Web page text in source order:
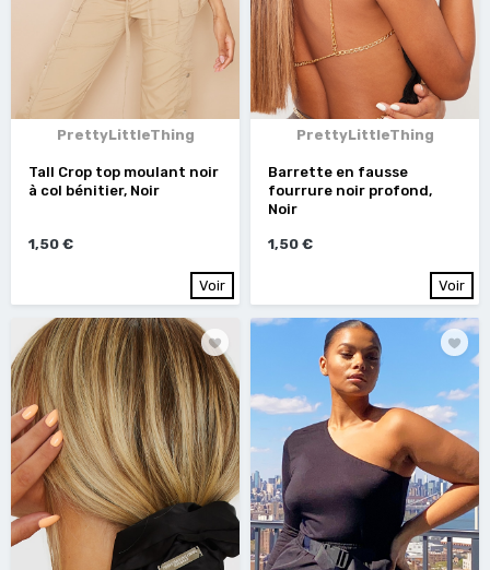
PrettyLittleThing
Tall Crop top moulant noir
à col bénitier, Noir
1,50 €
Voir
PrettyLittleThing
Barrette en fausse
fourrure noir profond,
Noir
1,50 €
Voir